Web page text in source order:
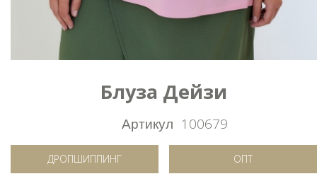
Блуза Дейзи
Артикул 100679
ДРОПШИППИНГ ОПТ